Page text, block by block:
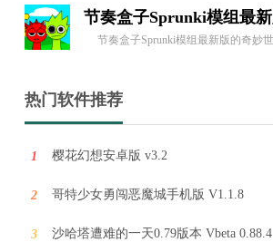
热门软件推荐
1 樱花幻想安卓版 v3.2
2 哥特少女勇闯恶魔城手机版 V1.1.8
3 沙哈塔遭难的一天0.79版本 Vbeta 0.88.4